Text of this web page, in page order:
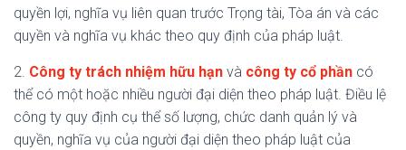
quyền lợi, nghĩa vụ liên quan trước Trọng tài, Tòa án và các
quyền và nghĩa vụ khác theo quy định của pháp luật.
2. Công ty trách nhiệm hữu hạn và công ty cổ phần có
thể có một hoặc nhiều người đại diện theo pháp luật. Điều lệ
công ty quy định cụ thể số lượng, chức danh quản lý và
quyền, nghĩa vụ của người đại diện theo pháp luật của